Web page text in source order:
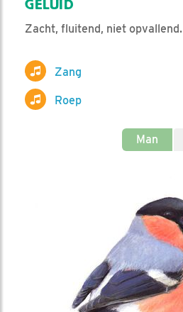
GELUID
Zacht, fluitend, niet opvallend.
Zang
Roep
Man